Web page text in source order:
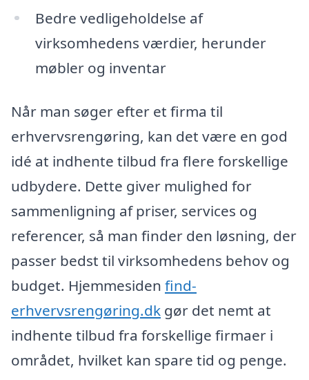
Bedre vedligeholdelse af
virksomhedens værdier, herunder
møbler og inventar
Når man søger efter et firma til
erhvervsrengøring, kan det være en god
idé at indhente tilbud fra flere forskellige
udbydere. Dette giver mulighed for
sammenligning af priser, services og
referencer, så man finder den løsning, der
passer bedst til virksomhedens behov og
budget. Hjemmesiden find-
erhvervsrengøring.dk gør det nemt at
indhente tilbud fra forskellige firmaer i
området, hvilket kan spare tid og penge.